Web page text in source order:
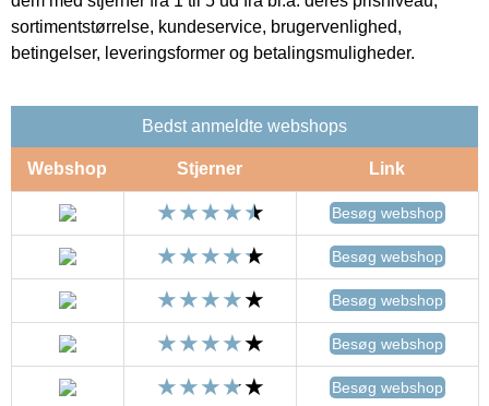
sortimentstørrelse, kundeservice, brugervenlighed,
betingelser, leveringsformer og betalingsmuligheder.
Bedst anmeldte webshops
Webshop Stjerner Link
Besøg webshop
Besøg webshop
Besøg webshop
Besøg webshop
Besøg webshop